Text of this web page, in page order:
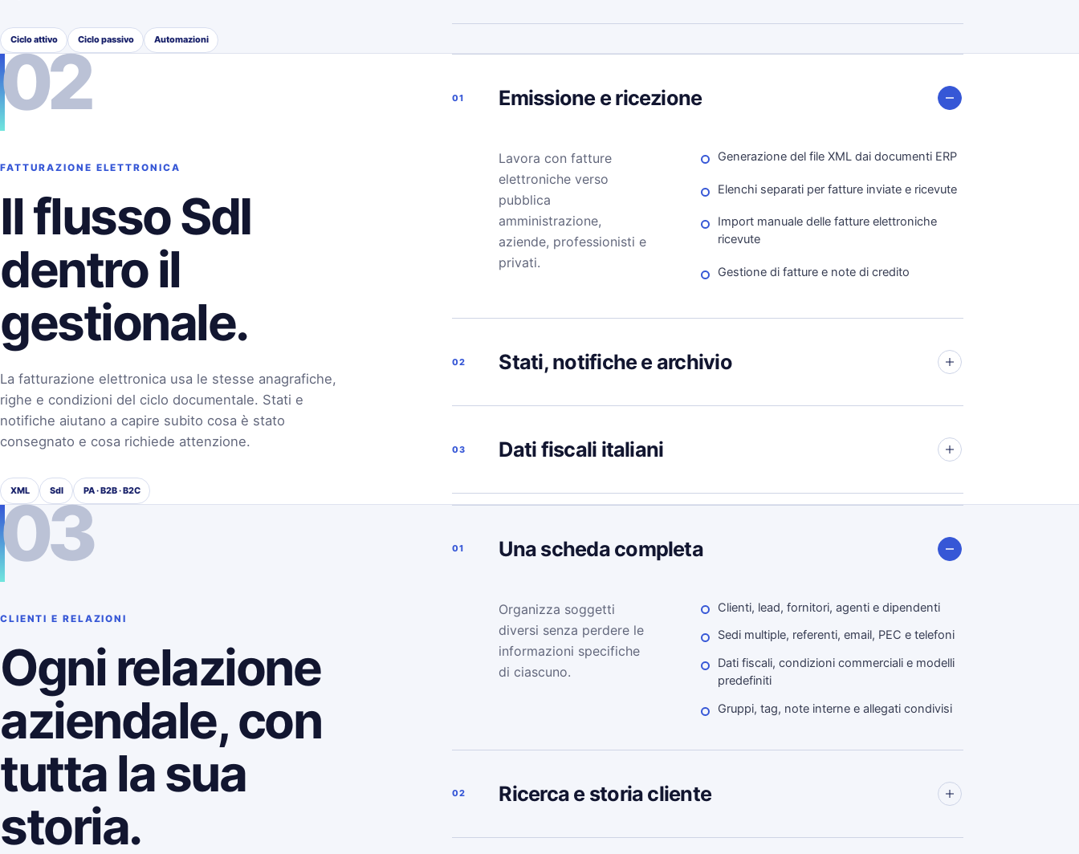
Ciclo attivo Ciclo passivo Automazioni
02
FATTURAZIONE ELETTRONICA
Il flusso SdI
dentro il
gestionale.
La fatturazione elettronica usa le stesse anagrafiche,
righe e condizioni del ciclo documentale. Stati e
notifiche aiutano a capire subito cosa è stato
consegnato e cosa richiede attenzione.
XML SdI PA · B2B · B2C
01 Emissione e ricezione
Lavora con fatture
elettroniche verso
pubblica
amministrazione,
aziende, professionisti e
privati.
Generazione del file XML dai documenti ERP
Elenchi separati per fatture inviate e ricevute
Import manuale delle fatture elettroniche
ricevute
Gestione di fatture e note di credito
02 Stati, notifiche e archivio
03 Dati fiscali italiani
03
CLIENTI E RELAZIONI
Ogni relazione
aziendale, con
tutta la sua
storia.
01 Una scheda completa
Organizza soggetti
diversi senza perdere le
informazioni specifiche
di ciascuno.
Clienti, lead, fornitori, agenti e dipendenti
Sedi multiple, referenti, email, PEC e telefoni
Dati fiscali, condizioni commerciali e modelli
predefiniti
Gruppi, tag, note interne e allegati condivisi
02 Ricerca e storia cliente